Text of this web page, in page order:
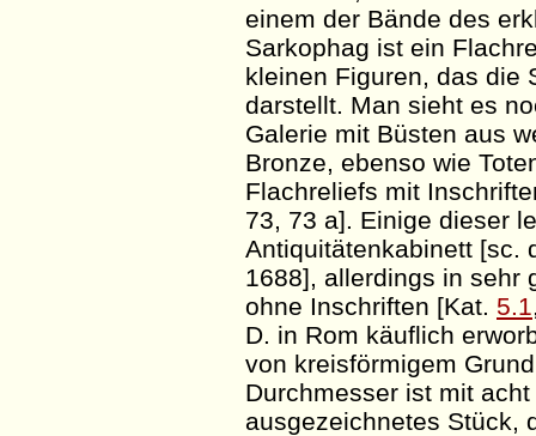
einem der Bände des
Sarkophag ist ein
kleinen Figuren, das die
darstellt. Man sieht es
Galerie mit Büsten aus
Bronze, ebenso wie
Flachreliefs mit
73, 73 a]. Einige dieser
Antiquitätenkabinett [sc.
1688], allerdings in sehr
ohne Inschriften [Kat. 5.1
D. in Rom käuflich
von kreisförmigem
Durchmesser ist mit
ausgezeichnetes Stück,